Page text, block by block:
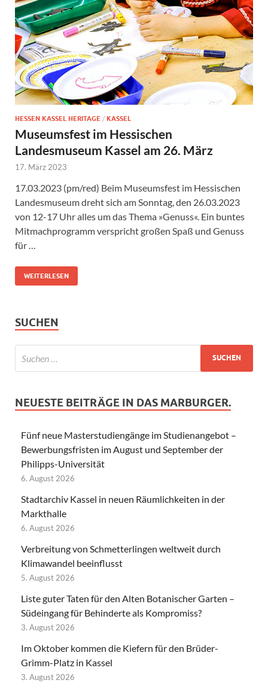
HESSEN KASSEL HERITAGE / KASSEL
Museumsfest im Hessischen
Landesmuseum Kassel am 26. März
17. März 2023
17.03.2023 (pm/red) Beim Museumsfest im Hessischen
Landesmuseum dreht sich am Sonntag, den 26.03.2023
von 12-17 Uhr alles um das Thema »Genuss«. Ein buntes
Mitmachprogramm verspricht großen Spaß und Genuss
für …
WEITERLESEN
SUCHEN
NEUESTE BEITRÄGE IN DAS MARBURGER.
Fünf neue Masterstudiengänge im Studienangebot –
Bewerbungsfristen im August und September der
Philipps-Universität
6. August 2026
Stadtarchiv Kassel in neuen Räumlichkeiten in der
Markthalle
6. August 2026
Verbreitung von Schmetterlingen weltweit durch
Klimawandel beeinflusst
5. August 2026
Liste guter Taten für den Alten Botanischer Garten –
Südeingang für Behinderte als Kompromiss?
3. August 2026
Im Oktober kommen die Kiefern für den Brüder-
Grimm-Platz in Kassel
3. August 2026